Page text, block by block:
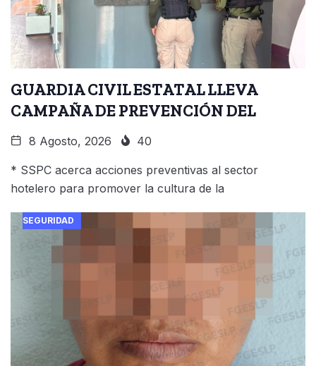
GUARDIA CIVIL ESTATAL LLEVA
CAMPAÑA DE PREVENCIÓN DEL
8 Agosto, 2026 40
* SSPC acerca acciones preventivas al sector
hotelero para promover la cultura de la
SEGURIDAD